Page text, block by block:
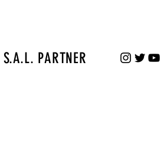
S.A.L. PARTNER